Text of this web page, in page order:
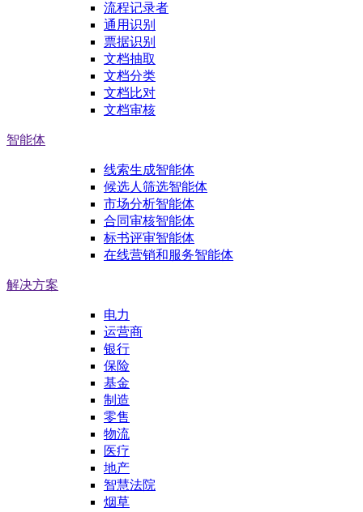
流程记录者
通用识别
票据识别
文档抽取
文档分类
文档比对
文档审核
智能体
线索生成智能体
候选人筛选智能体
市场分析智能体
合同审核智能体
标书评审智能体
在线营销和服务智能体
解决方案
电力
运营商
银行
保险
基金
制造
零售
物流
医疗
地产
智慧法院
烟草